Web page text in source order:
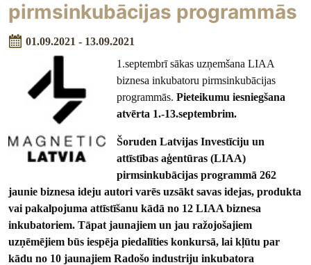
pirmsinkubācijas programmās
01.09.2021 - 13.09.2021
1.septembrī sākas uzņemšana LIAA
biznesa inkubatoru pirmsinkubācijas
programmās. Pieteikumu iesniegšana
atvērta 1.-13.septembrim.
Šoruden Latvijas Investīciju un
attīstības aģentūras (LIAA)
pirmsinkubācijas programmā 262
jaunie biznesa ideju autori varēs uzsākt savas idejas, produkta
vai pakalpojuma attīstīšanu kādā no 12 LIAA biznesa
inkubatoriem. Tāpat jaunajiem un jau ražojošajiem
uzņēmējiem būs iespēja piedalīties konkursā, lai kļūtu par
kādu no 10 jaunajiem Radošo industriju inkubatora